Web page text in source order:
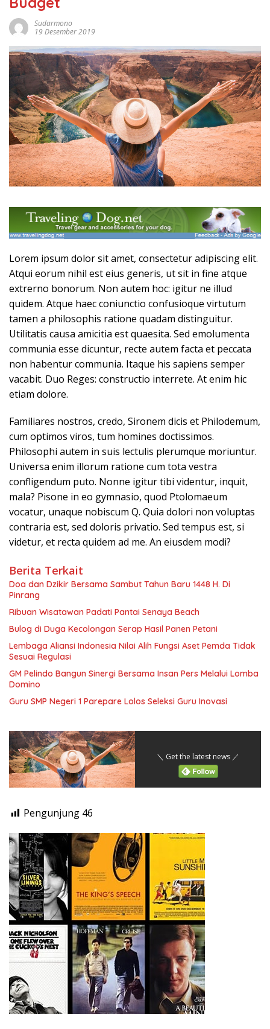
Sudarmono
19 Desember 2019
Lorem ipsum dolor sit amet, consectetur adipiscing elit.
Atqui eorum nihil est eius generis, ut sit in fine atque
extrerno bonorum. Non autem hoc: igitur ne illud
quidem. Atque haec coniunctio confusioque virtutum
tamen a philosophis ratione quadam distinguitur.
Utilitatis causa amicitia est quaesita. Sed emolumenta
communia esse dicuntur, recte autem facta et peccata
non habentur communia. Itaque his sapiens semper
vacabit. Duo Reges: constructio interrete. At enim hic
etiam dolore.
Familiares nostros, credo, Sironem dicis et Philodemum,
cum optimos viros, tum homines doctissimos.
Philosophi autem in suis lectulis plerumque moriuntur.
Universa enim illorum ratione cum tota vestra
confligendum puto. Nonne igitur tibi videntur, inquit,
mala? Pisone in eo gymnasio, quod Ptolomaeum
vocatur, unaque nobiscum Q. Quia dolori non voluptas
contraria est, sed doloris privatio. Sed tempus est, si
videtur, et recta quidem ad me. An eiusdem modi?
Berita Terkait
Doa dan Dzikir Bersama Sambut Tahun Baru 1448 H. Di
Pinrang
Ribuan Wisatawan Padati Pantai Senaya Beach
Bulog di Duga Kecolongan Serap Hasil Panen Petani
Lembaga Aliansi Indonesia Nilai Alih Fungsi Aset Pemda Tidak
Sesuai Regulasi
GM Pelindo Bangun Sinergi Bersama Insan Pers Melalui Lomba
Domino
Guru SMP Negeri 1 Parepare Lolos Seleksi Guru Inovasi
＼ Get the latest news ／
Pengunjung 46